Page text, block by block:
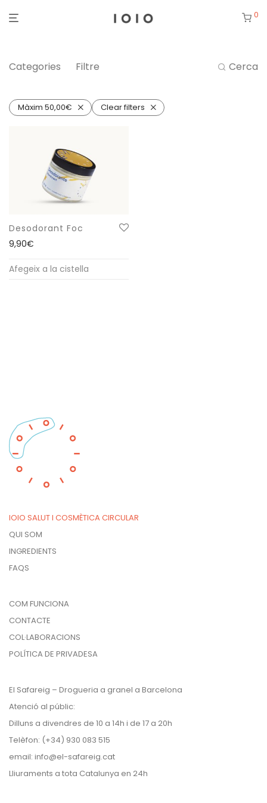
0
Categories Filtre Cerca
Màxim 50,00€ Clear filters
Desodorant Foc
9,90€
Afegeix a la cistella
IOIO SALUT I COSMÈTICA CIRCULAR
QUI SOM
INGREDIENTS
FAQS
COM FUNCIONA
CONTACTE
COL·LABORACIONS
POLÍTICA DE PRIVADESA
El Safareig – Drogueria a granel a Barcelona
Atenció al públic:
Dilluns a divendres de 10 a 14h i de 17 a 20h
Telèfon: (+34) 930 083 515
email: info@el-safareig.cat
Lliuraments a tota Catalunya en 24h